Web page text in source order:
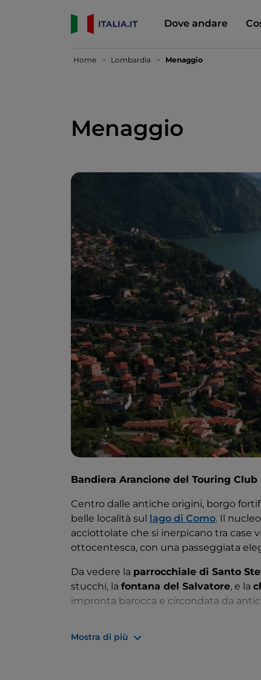
Dove andare
Home Lombardia Menaggio
Menaggio
Bandiera Arancione del Touring
Centro dalle antiche origini, borgo
belle località sul
lago di Como. Il
acciottolate che si inerpicano tra case
ottocentesca, con una passeggiata
Da vedere la parrocchiale di Santo
stucchi, la fontana del Salvatore, e la
impronta barocca e circondata da
fritti o alla griglia.
Mostra di più